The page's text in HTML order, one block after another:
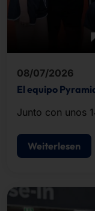
08/07/2026
El equipo
Junto con unos
completó el
Weiterlesen